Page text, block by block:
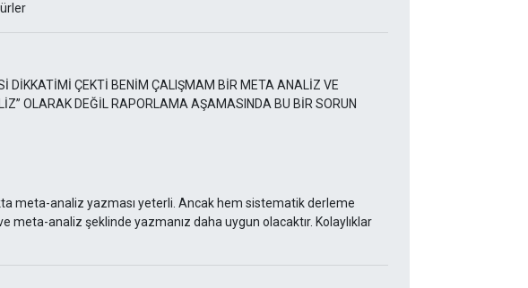
DİKKATİMİ ÇEKTİ BENİM ÇALIŞMAM BİR META ANALİZ VE
OLARAK DEĞİL RAPORLAMA AŞAMASINDA BU BİR SORUN
meta-analiz yazması yeterli. Ancak hem sistematik derleme
meta-analiz şeklinde yazmanız daha uygun olacaktır. Kolaylıklar